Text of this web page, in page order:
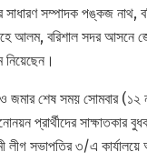
সাধারণ সম্পাদক পঙ্কজ নাথ,
আলম, বরিশাল সদর আসনে
শেষ সময় সোমবার (১২
প্রার্থীদের সাক্ষাতকার
লীগ সভাপতির ৩/এ কার্যালয়ে